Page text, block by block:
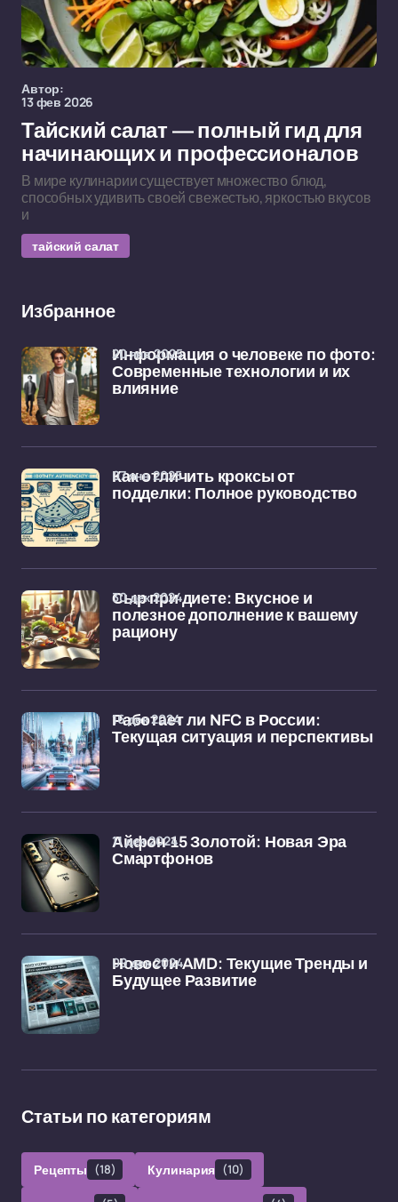
Автор:
13 фев 2026
Тайский салат — полный гид для
начинающих и профессионалов
В мире кулинарии существует множество блюд,
способных удивить своей свежестью, яркостью вкусов
и
тайский салат
Избранное
Информация о человеке по фото:
Современные технологии и их
влияние
20 янв 2025
Как отличить кроксы от
подделки: Полное руководство
07 янв 2025
Сыр при диете: Вкусное и
полезное дополнение к вашему
рациону
30 дек 2024
Работает ли NFC в России:
Текущая ситуация и перспективы
16 дек 2024
Айфон 15 Золотой: Новая Эра
Смартфонов
11 дек 2024
Новости AMD: Текущие Тренды и
Будущее Развитие
09 дек 2024
Статьи по категориям
Рецепты (18) Кулинария (10)